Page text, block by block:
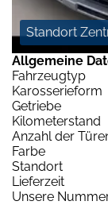
Standort
Allgemeine
Fahrzeugtyp
Karosserieform
Getriebe
Kilometerstand
Anzahl der
Farbe
Standort
Lieferzeit
Unsere